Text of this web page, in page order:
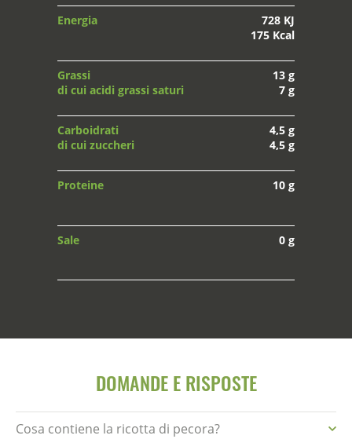
Energia
728 KJ
175 Kcal
Grassi
13 g
di cui acidi grassi saturi
7 g
Carboidrati
4,5 g
di cui zuccheri
4,5 g
Proteine 10 g
Sale 0 g
DOMANDE E RISPOSTE
Cosa contiene la ricotta di pecora?